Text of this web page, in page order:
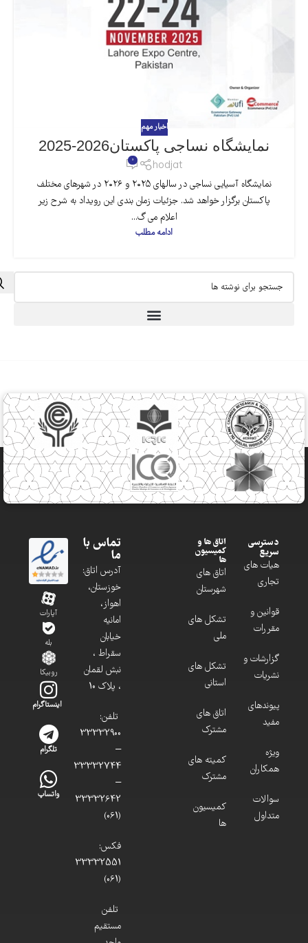
اخبار مهم
نمایشگاه نساجی پاکستان2026-2025
hodjat
0
نمایشگاه آسیایی نساجی در سالهای ٢٠٢٥ و ۲٠٢٦ در شهرهای مختلف
پاکستان برگزار خواهد شد. جزئیات زمان بندی این رویداد به شرح زیر
اعلام می گ...
ادامه مطلب
دسترسی
سریع
هیات های
تجاری
قوانین و
مقررات
گزارشات و
نشریات
پیوندهای
مفید
ویژه
همکاران
سوالات
متداول
اتاق ها و
کمیسیون
ها
اتاق های
شهرستان
تشکل های
ملی
تشکل های
استانی
اتاق های
مشترک
کمیته های
مشترک
کمیسیون
ها
تماس با
ما
آدرس اتاق:
خوزستان،
اهواز،
امانیه
خیابان
سقراط ،
نبش لقمان
، پلاک 10
تلفن:
33332900
–
33332744
–
33332642
(061)
فکس:
33332551
(061)
تلفن
مستقیم
آپارات
بله
روبیکا
اینستاگرام
تلگرام
واتساپ